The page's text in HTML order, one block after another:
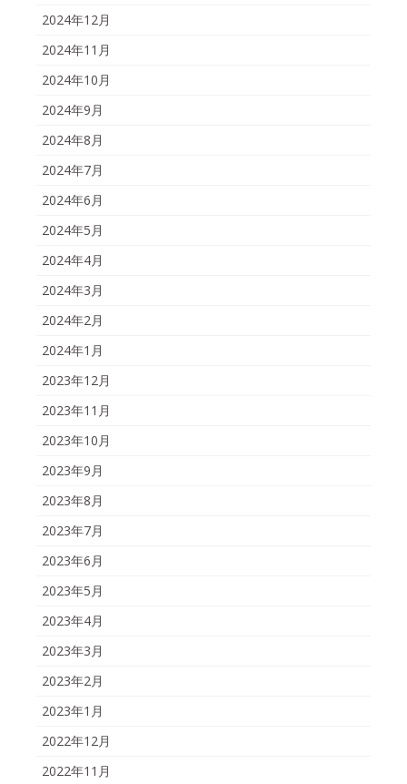
2024年12月
2024年11月
2024年10月
2024年9月
2024年8月
2024年7月
2024年6月
2024年5月
2024年4月
2024年3月
2024年2月
2024年1月
2023年12月
2023年11月
2023年10月
2023年9月
2023年8月
2023年7月
2023年6月
2023年5月
2023年4月
2023年3月
2023年2月
2023年1月
2022年12月
2022年11月